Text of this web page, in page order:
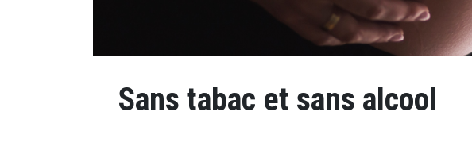
Sans tabac et sans alcool